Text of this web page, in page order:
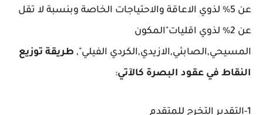
عن 5% لذوي الاعاقة والاحتياجات الخاصة وبنسبة لا تقل
عن 2% لذوي اقليات"المكون
المسيحي,الصابئي,الازيدي,الكردي الفيلي", طريقة توزيع
النقاط في عقود البصرة كالآتي:
1-التقدير التخرج للمتقدم